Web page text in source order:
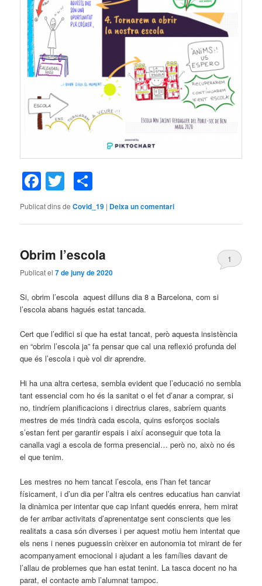
Facebook
Twitter
Publicat dins de Covid_19 | Deixa un comentari
Obrim l’escola
Publicat el7 de juny de 2020
1
Si, obrim l’escola aquest dilluns dia 8 a Barcelona, com si
l’escola abans hagués estat tancada.
Cert que l’edifici si que ha estat tancat, però aquesta insistència
en “obrim l’escola ja” fa pensar que cal una reflexió profunda del
que és l’escola i què vol dir aprendre.
Hi ha una altra certesa, sembla evident que l’educació no sembla
tant essencial com ho és la sanitat o el fet d’anar a comprar, si
no, tindríem planificacions i directrius clares, sabríem quants
mestres de més tindrà cada escola, quins esforços socials
s’estan fent per garantir espais i així aconseguir que tota la
canalla vagi a escola de forma presencial… però no, això no és
el que tenim.
Les mestres no hem tancat l’escola, ens l’han fet tancar
físicament, i d’un dia per l’altra els centres educatius han canviat
la dinàmica per intentar que cap infant quedés enrera, hem mirat
de fer arribar activitats d’aprenentatge sent conscients que les
realitats a casa són diverses i per aquest motiu hem intentat que
els nens i nenes puguessin crèixer en autonomia tot mirant de fer
acompanyament emocional i ajudant a les famílies davant de
l’allau de problemes que han estat tenint. La tasca docent no ha
parat, el contacte amb l’alumnat tampoc.